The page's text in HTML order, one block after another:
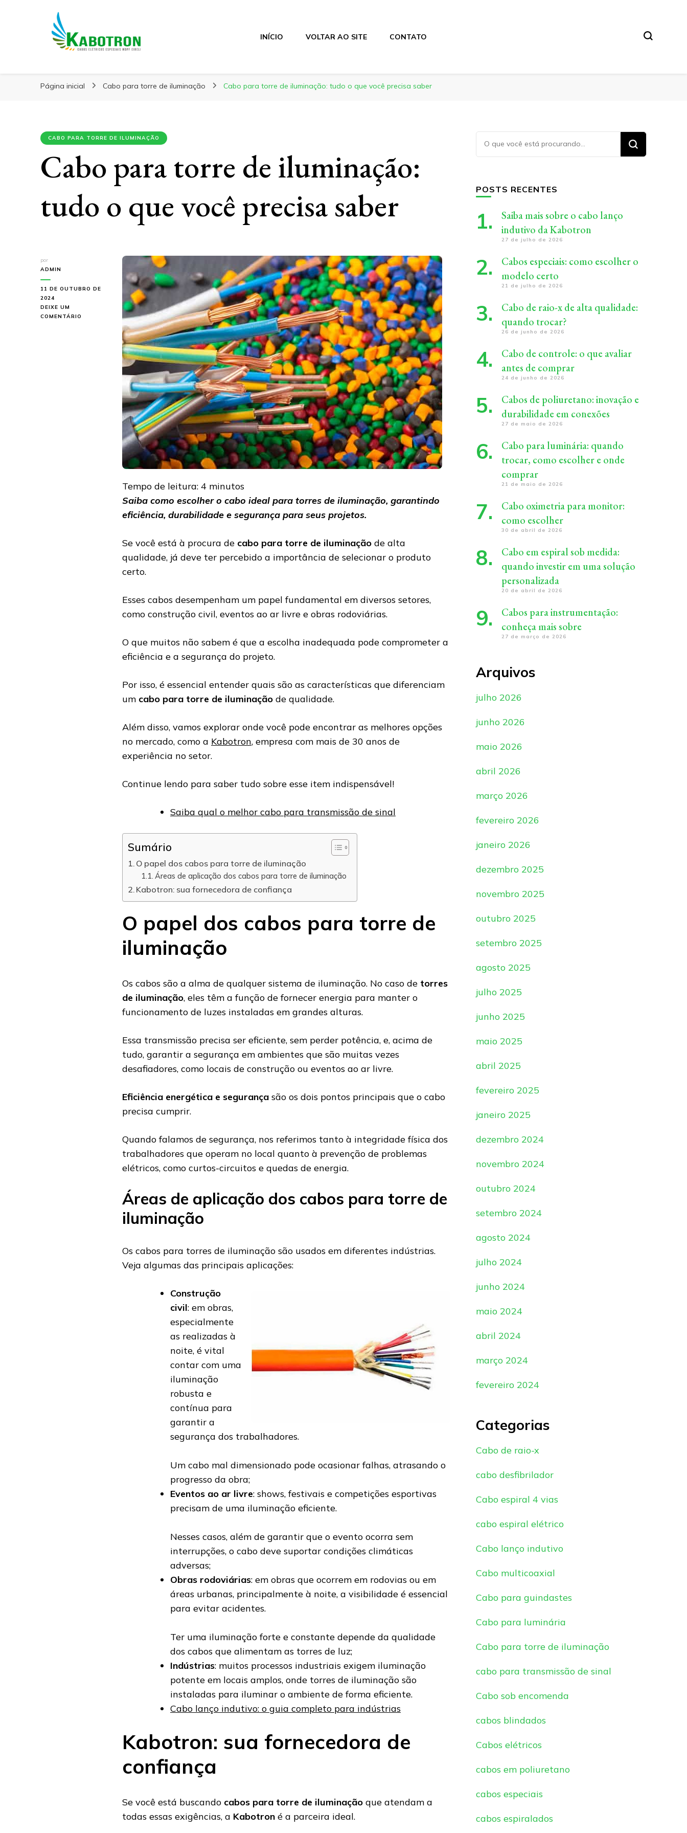
Kabotron
INÍCIO VOLTAR AO SITE CONTATO
Página inicial Cabo para torre de iluminação Cabo para torre de iluminação: tudo o que você precisa saber
CABO PARA TORRE DE ILUMINAÇÃO
Cabo para torre de iluminação:
tudo o que você precisa saber
por
ADMIN
11 DE OUTUBRO DE
2024
DEIXE UM
COMENTÁRIO
Tempo de leitura: 4 minutos
Saiba como escolher o cabo ideal para torres de iluminação, garantindo
eficiência, durabilidade e segurança para seus projetos.
Se você está à procura de cabo para torre de iluminação de alta
qualidade, já deve ter percebido a importância de selecionar o produto
certo.
Esses cabos desempenham um papel fundamental em diversos setores,
como construção civil, eventos ao ar livre e obras rodoviárias.
O que muitos não sabem é que a escolha inadequada pode comprometer a
eficiência e a segurança do projeto.
Por isso, é essencial entender quais são as características que diferenciam
um cabo para torre de iluminação de qualidade.
Além disso, vamos explorar onde você pode encontrar as melhores opções
no mercado, como a Kabotron, empresa com mais de 30 anos de
experiência no setor.
Continue lendo para saber tudo sobre esse item indispensável!
Saiba qual o melhor cabo para transmissão de sinal
Sumário
O papel dos cabos para torre de iluminação
Áreas de aplicação dos cabos para torre de iluminação
Kabotron: sua fornecedora de confiança
O papel dos cabos para torre de
iluminação
Os cabos são a alma de qualquer sistema de iluminação. No caso de torres
de iluminação, eles têm a função de fornecer energia para manter o
funcionamento de luzes instaladas em grandes alturas.
Essa transmissão precisa ser eficiente, sem perder potência, e, acima de
tudo, garantir a segurança em ambientes que são muitas vezes
desafiadores, como locais de construção ou eventos ao ar livre.
Eficiência energética e segurança são os dois pontos principais que o cabo
precisa cumprir.
Quando falamos de segurança, nos referimos tanto à integridade física dos
trabalhadores que operam no local quanto à prevenção de problemas
elétricos, como curtos-circuitos e quedas de energia.
Áreas de aplicação dos cabos para torre de
iluminação
Os cabos para torres de iluminação são usados em diferentes indústrias.
Veja algumas das principais aplicações:
Construção
civil: em obras,
especialmente
as realizadas à
noite, é vital
contar com uma
iluminação
robusta e
contínua para
garantir a
segurança dos trabalhadores.
Um cabo mal dimensionado pode ocasionar falhas, atrasando o
progresso da obra;
Eventos ao ar livre: shows, festivais e competições esportivas
precisam de uma iluminação eficiente.
Nesses casos, além de garantir que o evento ocorra sem
interrupções, o cabo deve suportar condições climáticas
adversas;
Obras rodoviárias: em obras que ocorrem em rodovias ou em
áreas urbanas, principalmente à noite, a visibilidade é essencial
para evitar acidentes.
Ter uma iluminação forte e constante depende da qualidade
dos cabos que alimentam as torres de luz;
Indústrias: muitos processos industriais exigem iluminação
potente em locais amplos, onde torres de iluminação são
instaladas para iluminar o ambiente de forma eficiente.
Cabo lanço indutivo: o guia completo para indústrias
Kabotron: sua fornecedora de
confiança
Se você está buscando cabos para torre de iluminação que atendam a
todas essas exigências, a Kabotron é a parceira ideal.
Procurando
algo?
POSTS RECENTES
Saiba mais sobre o cabo lanço
indutivo da Kabotron
27 de julho de 2026
Cabos especiais: como escolher o
modelo certo
21 de julho de 2026
Cabo de raio-x de alta qualidade:
quando trocar?
26 de junho de 2026
Cabo de controle: o que avaliar
antes de comprar
24 de junho de 2026
Cabos de poliuretano: inovação e
durabilidade em conexões
27 de maio de 2026
Cabo para luminária: quando
trocar, como escolher e onde
comprar
21 de maio de 2026
Cabo oximetria para monitor:
como escolher
30 de abril de 2026
Cabo em espiral sob medida:
quando investir em uma solução
personalizada
20 de abril de 2026
Cabos para instrumentação:
conheça mais sobre
27 de março de 2026
Arquivos
julho 2026
junho 2026
maio 2026
abril 2026
março 2026
fevereiro 2026
janeiro 2026
dezembro 2025
novembro 2025
outubro 2025
setembro 2025
agosto 2025
julho 2025
junho 2025
maio 2025
abril 2025
fevereiro 2025
janeiro 2025
dezembro 2024
novembro 2024
outubro 2024
setembro 2024
agosto 2024
julho 2024
junho 2024
maio 2024
abril 2024
março 2024
fevereiro 2024
Categorias
Cabo de raio-x
cabo desfibrilador
Cabo espiral 4 vias
cabo espiral elétrico
Cabo lanço indutivo
Cabo multicoaxial
Cabo para guindastes
Cabo para luminária
Cabo para torre de iluminação
cabo para transmissão de sinal
Cabo sob encomenda
cabos blindados
Cabos elétricos
cabos em poliuretano
cabos especiais
cabos espiralados